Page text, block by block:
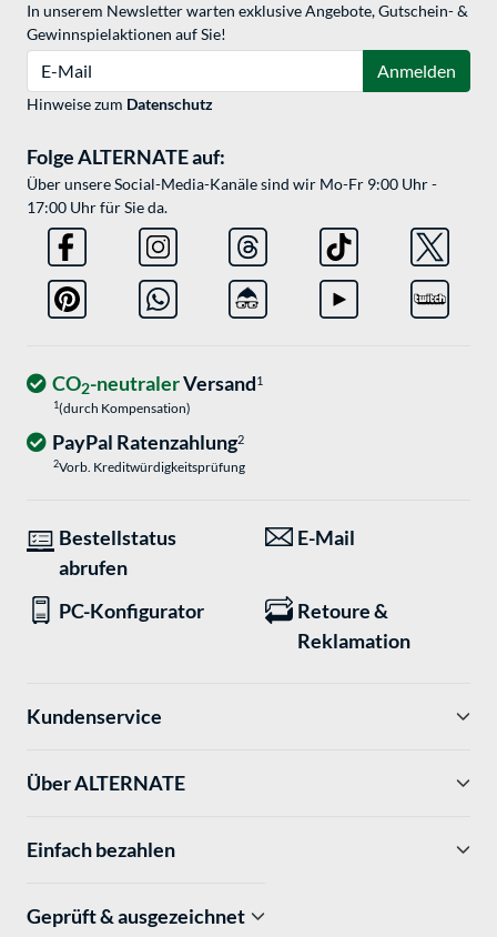
In unserem Newsletter warten exklusive Angebote, Gutschein- &
Gewinnspielaktionen auf Sie!
Anmelden
Hinweise zum Datenschutz
Folge ALTERNATE auf:
Über unsere Social-Media-Kanäle sind wir Mo-Fr 9:00 Uhr -
17:00 Uhr für Sie da.
CO2-neutralerVersand1
1(durch Kompensation)
PayPal Ratenzahlung2
2Vorb. Kreditwürdigkeitsprüfung
Bestellstatus
abrufen
E-Mail
PC-Konfigurator
Retoure &
Reklamation
Kundenservice
Über ALTERNATE
Einfach bezahlen
Geprüft & ausgezeichnet